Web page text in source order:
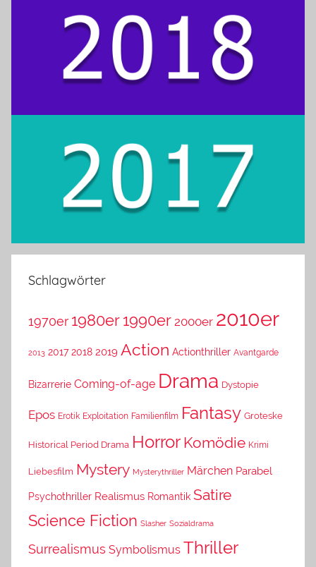
Schlagwörter
1970er 1980er 1990er 2000er 2010er
2013 2017 2018 2019 Action Actionthriller Avantgarde
Bizarrerie Coming-of-age Drama Dystopie
Epos Erotik Exploitation Familienfilm Fantasy Groteske
Historical Period Drama Horror Komödie Krimi
Liebesfilm Mystery Mysterythriller Märchen Parabel
Psychothriller Realismus Romantik Satire
Science Fiction Slasher Sozialdrama
Surrealismus Symbolismus Thriller